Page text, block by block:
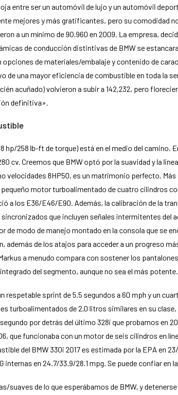
entre ser un automóvil de lujo y un automóvil
mejores y más gratificantes, pero su comodidad
a un mínimo de 90.960 en 2009. La empresa,
de conducción distintivas de BMW se
de materiales/embalaje y contenido de
de una mayor eficiencia de combustible en toda la
acuñado) volvieron a subir a 142,232, pero
definitiva».
hp/258 lb-ft de torque) está en el medio del camino.
cv. Creemos que BMW optó por la suavidad y la
8HP50, es un matrimonio perfecto.
motor turboalimentado de cuatro cilindros
a los E36/E46/E90. Además, la calibración de la
que incluyen señales intermitentes del
modo de manejo montado en la consola que se
además de los atajos para acceder a un progreso
a menudo compara con sostener los
del segmento, aunque no sea el más potente.
sprint de 5.5 segundos a 60 mph y un
turboalimentados de 2.0 litros similares en su
por detrás del último 328i que probamos en
que funcionaba con un motor de seis cilindros en
del BMW 330i 2017 es estimada por la EPA en
en 24.7/33.9/28.1 mpg. Se puede confiar en
suaves de lo que esperábamos de BMW, y